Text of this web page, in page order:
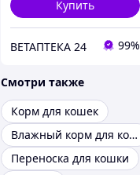
Купить
ВЕТАПТЕКА 24 99%
Смотри также
Корм для кошек
Влажный корм для кошек
Переноска для кошки